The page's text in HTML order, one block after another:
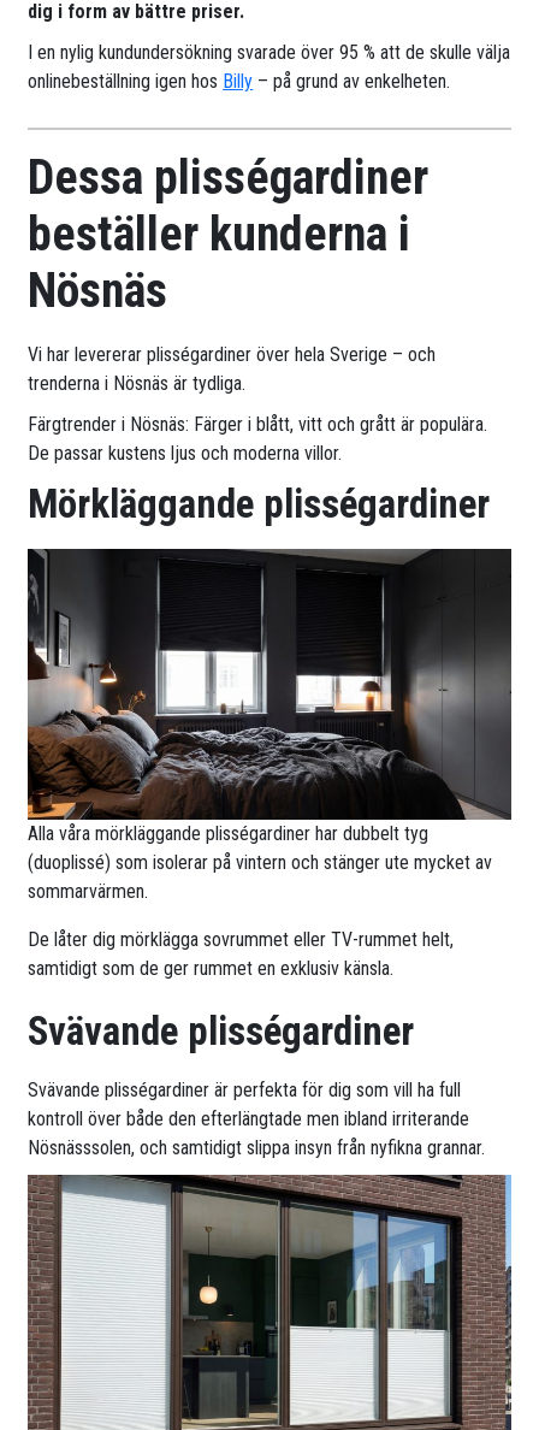
dig i form av bättre priser.
I en nylig kundundersökning svarade över 95 % att de skulle välja
onlinebeställning igen hos Billy – på grund av enkelheten.
Dessa plisségardiner
beställer kunderna i
Nösnäs
Vi har levererar plisségardiner över hela Sverige – och
trenderna i Nösnäs är tydliga.
Färgtrender i Nösnäs: Färger i blått, vitt och grått är populära.
De passar kustens ljus och moderna villor.
Mörkläggande plisségardiner
Alla våra mörkläggande plisségardiner har dubbelt tyg
(duoplissé) som isolerar på vintern och stänger ute mycket av
sommarvärmen.
De låter dig mörklägga sovrummet eller TV-rummet helt,
samtidigt som de ger rummet en exklusiv känsla.
Svävande plisségardiner
Svävande plisségardiner är perfekta för dig som vill ha full
kontroll över både den efterlängtade men ibland irriterande
Nösnässsolen, och samtidigt slippa insyn från nyfikna grannar.